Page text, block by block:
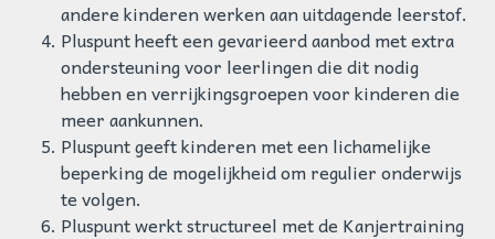
andere kinderen werken aan uitdagende leerstof.
Pluspunt heeft een gevarieerd aanbod met extra
ondersteuning voor leerlingen die dit nodig
hebben en verrijkingsgroepen voor kinderen die
meer aankunnen.
Pluspunt geeft kinderen met een lichamelijke
beperking de mogelijkheid om regulier onderwijs
te volgen.
Pluspunt werkt structureel met de Kanjertraining